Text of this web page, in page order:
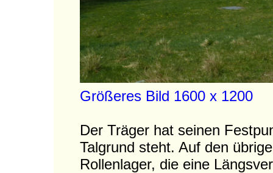
Größeres Bild 1600 x 1200
Der Träger hat seinen
Talgrund steht. Auf den
Rollenlager, die eine